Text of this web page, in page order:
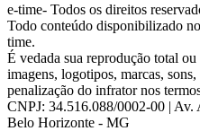
e-time- Todos os direitos
Todo conteúdo disponibilizado
time.
É vedada sua reprodução total
imagens, logotipos, marcas,
penalização do infrator nos
CNPJ: 34.516.088/0002-00 | Av.
Belo Horizonte - MG